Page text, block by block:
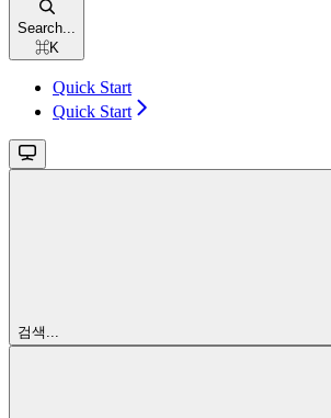
Search...
⌘K
Quick Start
Quick Start
검색...